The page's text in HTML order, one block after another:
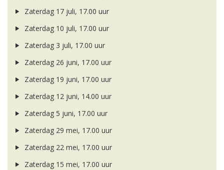
Zaterdag 17 juli, 17.00 uur
Zaterdag 10 juli, 17.00 uur
Zaterdag 3 juli, 17.00 uur
Zaterdag 26 juni, 17.00 uur
Zaterdag 19 juni, 17.00 uur
Zaterdag 12 juni, 14.00 uur
Zaterdag 5 juni, 17.00 uur
Zaterdag 29 mei, 17.00 uur
Zaterdag 22 mei, 17.00 uur
Zaterdag 15 mei, 17.00 uur